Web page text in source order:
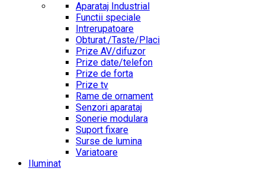
Aparataj Industrial
Functii speciale
Intrerupatoare
Obturat./Taste/Placi
Prize AV/difuzor
Prize date/telefon
Prize de forta
Prize tv
Rame de ornament
Senzori aparataj
Sonerie modulara
Suport fixare
Surse de lumina
Variatoare
Iluminat